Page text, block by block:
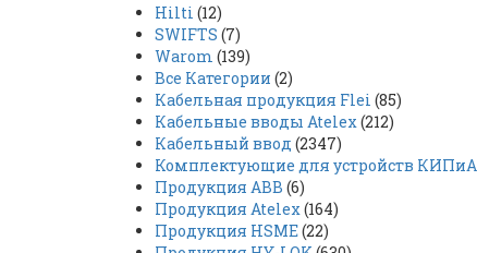
Hilti (12)
SWIFTS (7)
Warom (139)
Все Категории (2)
Кабельная продукция Flei (85)
Кабельные вводы Atelex (212)
Кабельный ввод (2347)
Комплектующие для устройств КИПиА
Продукция ABB (6)
Продукция Atelex (164)
Продукция HSME(22)